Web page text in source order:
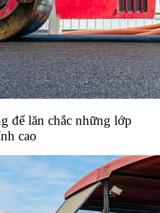
để lăn chắc những lớp
cao